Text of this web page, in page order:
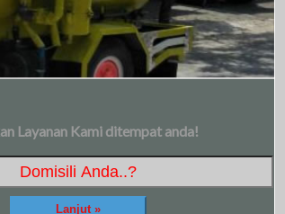
Layanan Kami ditempat anda!